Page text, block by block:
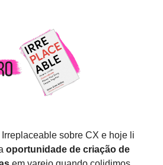
sobre CX e hoje li
oportunidade de criação de